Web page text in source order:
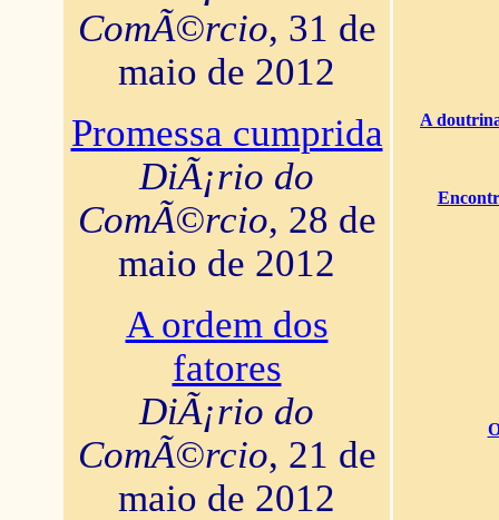
ComÃ©rcio, 31 de
maio de 2012
Promessa cumprida
DiÃ¡rio do
ComÃ©rcio, 28 de
maio de 2012
A ordem dos
fatores
DiÃ¡rio do
ComÃ©rcio, 21 de
maio de 2012
A